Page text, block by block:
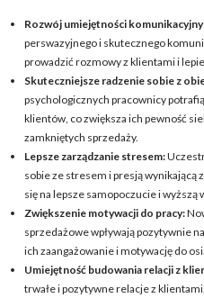
Rozwój umiejętności
perswazyjnego i skutecznego
prowadzić rozmowy z klientami i
Skuteczniejsze radzenie sobie z
psychologicznych pracownicy
klientów, co zwiększa ich pewność
zamkniętych sprzedaży.
Lepsze zarządzanie stresem:
sobie ze stresem i presją wynikającą
się na lepsze samopoczucie i wyższą
Zwiększenie motywacji do pracy:
sprzedażowe wpływają pozytywnie
ich zaangażowanie i motywację do
Umiejętność budowania relacji z
trwałe i pozytywne relacje z